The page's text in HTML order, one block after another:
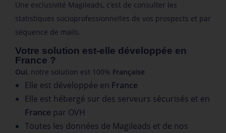
Une exclusivité Magileads, c’est de consulter les
statistiques socioprofessionnelles de vos prospects et par
séquence de mails.
Votre solution est-elle développée en
France ?​
Oui, notre solution est 100% Française
Elle est développée en France
Elle est hébergé sur des serveurs sécurisés et en
France par OVH
Toutes les données de Magileads et de nos